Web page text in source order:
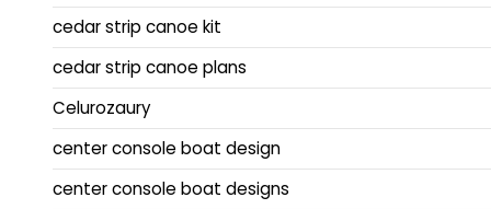
cedar strip canoe kit
cedar strip canoe plans
Celurozaury
center console boat design
center console boat designs